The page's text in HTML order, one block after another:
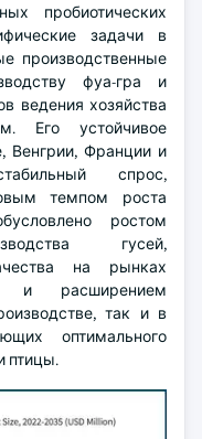
пробиотических
задачи в
производственные
фуа-гра и
ведения хозяйства
Его устойчивое
Венгрии, Франции и
спрос,
темпом роста
ростом
гусей,
на рынках
и расширением
так и в
оптимального
птицы.